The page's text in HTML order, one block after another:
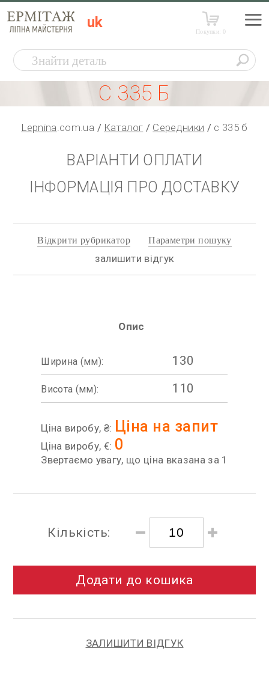
uk
Покупки:0
С 335 Б
Lepnina.com.ua Каталог Середники с 335 б
ВАРІАНТИ ОПЛАТИ
ІНФОРМАЦІЯ ПРО ДОСТАВКУ
залишити відгук
Відкрити рубрикатор Параметри пошуку
Опис
Ширина (мм): 130
Висота (мм): 110
Ціна виробу, ₴: Ціна на запит
Ціна виробу, €: 0
Звертаємо увагу, що ціна вказана за 1
Кількість:
Додати до кошика
ЗАЛИШИТИ ВІДГУК